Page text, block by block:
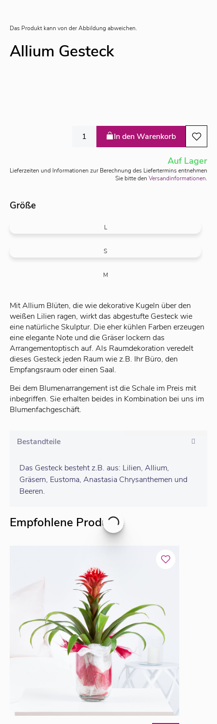
Das Produkt kann von der Abbildung abweichen.
Allium Gesteck
In den Warenkorb
Auf Lager
Lieferzeiten und Informationen zur Berechnung des Liefertermins entnehmen
Sie bitte den Versandinformationen.
Größe
L
S
M
Mit Allium Blüten, die wie dekorative Kugeln über den
weißen Lilien ragen, wirkt das abgestufte Gesteck wie
eine natürliche Skulptur. Die eher kühlen Farben erzeugen
eineelegante Note und die Gräser lockern das
Arrangementoptisch auf. Als Raumdekoration veredelt
dieses Gesteck jeden Raum wie z.B. Ihr Büro, den
Empfangsraum oder einen Saal.
Bei dem Blumenarrangement ist die Schale im Preis mit
inbegriffen. Sie erhalten beides in Kombination bei uns im
Blumenfachgeschäft.
Bestandteile
Das Gesteck besteht z.B. aus: Lilien, Allium,
Gräsern, Eustoma, Anastasia Chrysanthemen und
Beeren.
Empfohlene Produkte